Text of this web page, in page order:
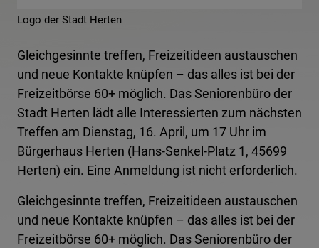
Logo der Stadt Herten
Gleichgesinnte treffen, Freizeitideen austauschen
und neue Kontakte knüpfen – das alles ist bei der
Freizeitbörse 60+ möglich. Das Seniorenbüro der
Stadt Herten lädt alle Interessierten zum nächsten
Treffen am Dienstag, 16. April, um 17 Uhr im
Bürgerhaus Herten (Hans-Senkel-Platz 1, 45699
Herten) ein. Eine Anmeldung ist nicht erforderlich.
Gleichgesinnte treffen, Freizeitideen austauschen
und neue Kontakte knüpfen – das alles ist bei der
Freizeitbörse 60+ möglich. Das Seniorenbüro der